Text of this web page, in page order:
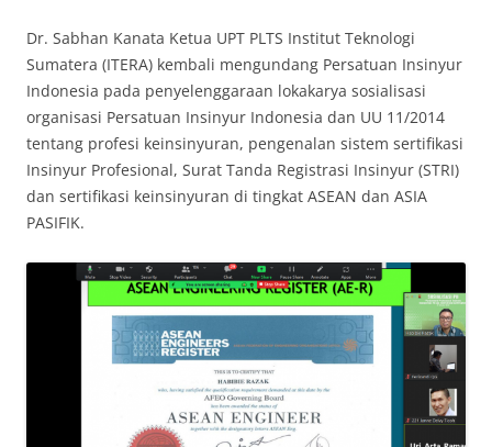
Dr. Sabhan Kanata Ketua UPT PLTS Institut Teknologi
Sumatera (ITERA) kembali mengundang Persatuan Insinyur
Indonesia pada penyelenggaraan lokakarya sosialisasi
organisasi Persatuan Insinyur Indonesia dan UU 11/2014
tentang profesi keinsinyuran, pengenalan sistem sertifikasi
Insinyur Profesional, Surat Tanda Registrasi Insinyur (STRI)
dan sertifikasi keinsinyuran di tingkat ASEAN dan ASIA
PASIFIK.